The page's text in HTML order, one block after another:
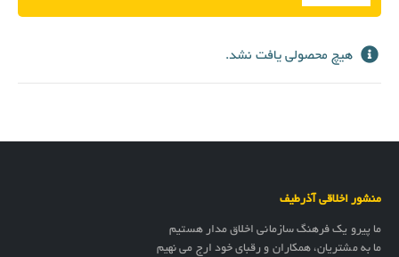
هیچ محصولی یافت نشد.
منشور اخلاقی آذرطیف
ما پیرو یک فرهنگ سازمانی اخلاق مدار هستیم
ما به مشتریان، همکاران و رقبای خود ارج می نهیم